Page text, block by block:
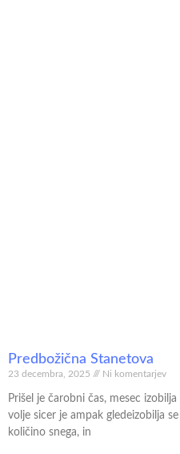
Predbožična Stanetova
23 decembra, 2025 Ni komentarjev
Prišel je čarobni čas, mesec
volje sicer je ampak gledeizobilja
količino snega, in